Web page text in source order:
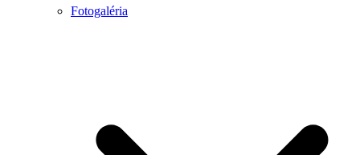
Fotogaléria